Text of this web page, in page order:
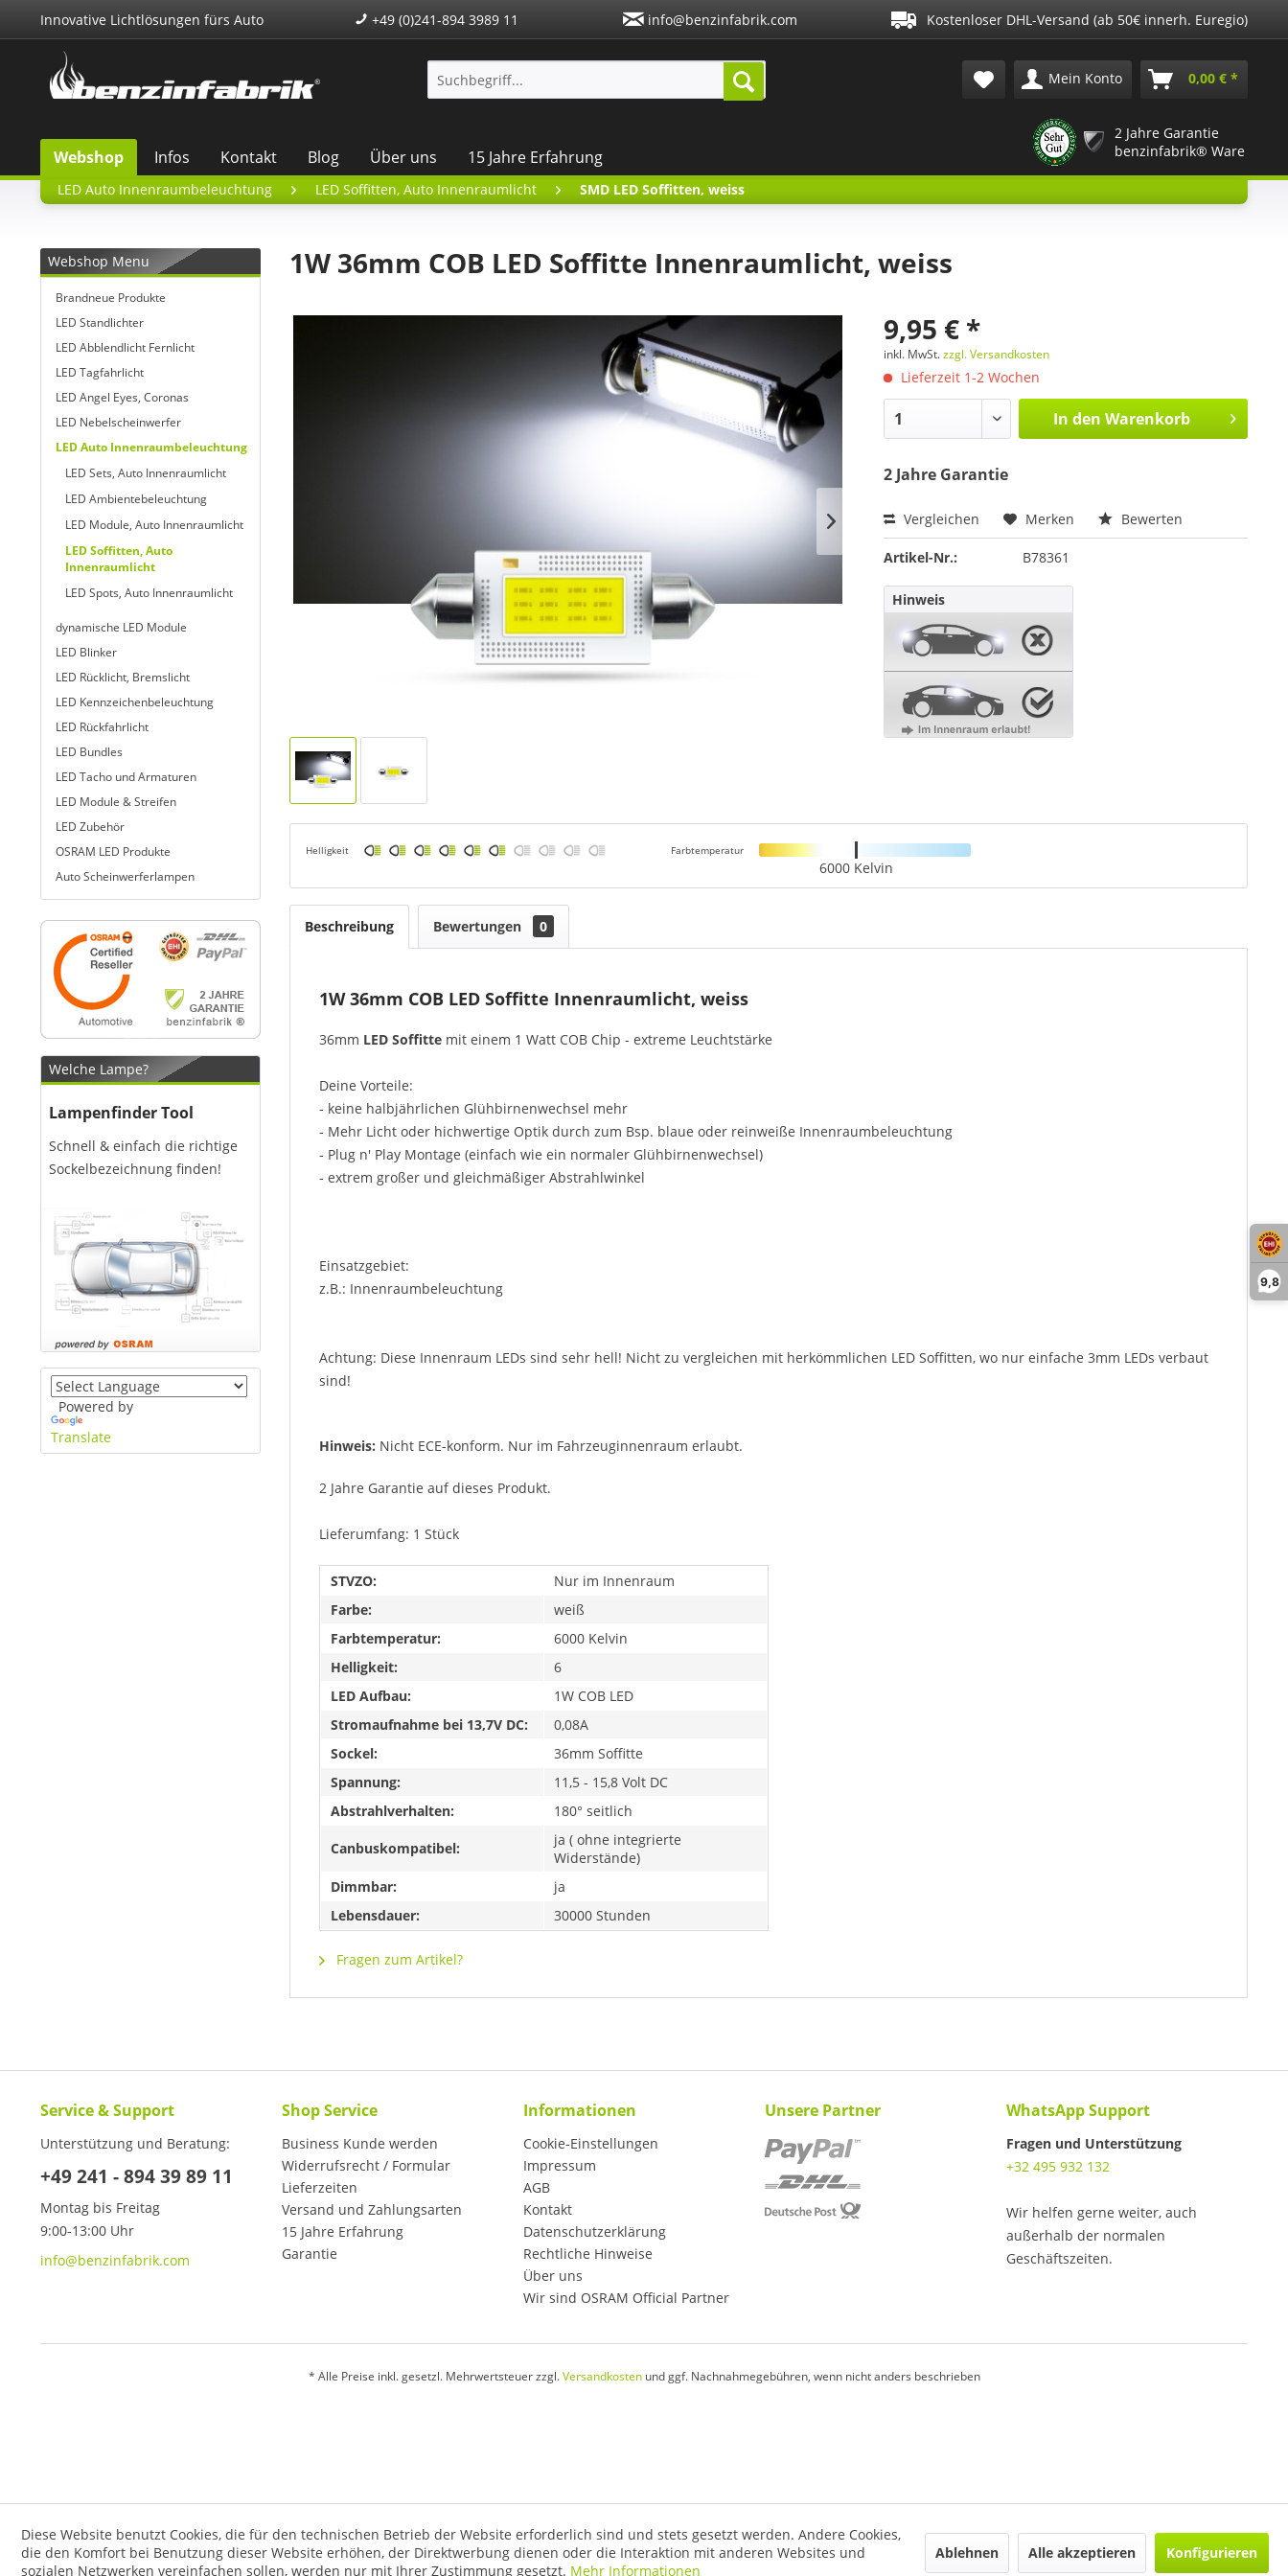
9,8
Innovative Lichtlösungen fürs Auto +49 (0)241-894 3989 11 info@benzinfabrik.com Kostenloser DHL-Versand (ab 50€ innerh. Euregio)
Mein Konto 0,00 € *
Webshop Infos Kontakt Blog Über uns 15 Jahre Erfahrung
2 Jahre Garantie
benzinfabrik® Ware
LED Auto Innenraumbeleuchtung LED Soffitten, Auto Innenraumlicht SMD LED Soffitten, weiss
Webshop Menu
Brandneue Produkte
LED Standlichter
LED Abblendlicht Fernlicht
LED Tagfahrlicht
LED Angel Eyes, Coronas
LED Nebelscheinwerfer
LED Auto Innenraumbeleuchtung
LED Sets, Auto Innenraumlicht
LED Ambientebeleuchtung
LED Module, Auto Innenraumlicht
LED Soffitten, Auto
Innenraumlicht
LED Spots, Auto Innenraumlicht
dynamische LED Module
LED Blinker
LED Rücklicht, Bremslicht
LED Kennzeichenbeleuchtung
LED Rückfahrlicht
LED Bundles
LED Tacho und Armaturen
LED Module & Streifen
LED Zubehör
OSRAM LED Produkte
Auto Scheinwerferlampen
Welche Lampe?
Lampenfinder Tool
Schnell & einfach die richtige
Sockelbezeichnung finden!
Powered by
Translate
1W 36mm COB LED Soffitte Innenraumlicht, weiss
9,95 € *
inkl. MwSt.zzgl. Versandkosten
Lieferzeit 1-2 Wochen
In den Warenkorb
2 Jahre Garantie
Vergleichen Merken Bewerten
Artikel-Nr.: B78361
Hinweis
Helligkeit Farbtemperatur
6000 Kelvin
Beschreibung Bewertungen 0
1W 36mm COB LED Soffitte Innenraumlicht, weiss
36mm LED Soffitte mit einem 1 Watt COB Chip - extreme Leuchtstärke
Deine Vorteile:
- keine halbjährlichen Glühbirnenwechsel mehr
- Mehr Licht oder hichwertige Optik durch zum Bsp. blaue oder reinweiße Innenraumbeleuchtung
- Plug n' Play Montage (einfach wie ein normaler Glühbirnenwechsel)
- extrem großer und gleichmäßiger Abstrahlwinkel
Einsatzgebiet:
z.B.: Innenraumbeleuchtung
Achtung: Diese Innenraum LEDs sind sehr hell! Nicht zu vergleichen mit herkömmlichen LED Soffitten, wo nur einfache 3mm LEDs verbaut
sind!
Hinweis: Nicht ECE-konform. Nur im Fahrzeuginnenraum erlaubt.
2 Jahre Garantie auf dieses Produkt.
Lieferumfang: 1 Stück
STVZO:
Nur im Innenraum
Farbe:
weiß
Farbtemperatur:
6000 Kelvin
Helligkeit:
6
LED Aufbau:
1W COB LED
Stromaufnahme bei 13,7V DC:
0,08A
Sockel:
36mm Soffitte
Spannung:
11,5 - 15,8 Volt DC
Abstrahlverhalten:
180° seitlich
Canbuskompatibel:
ja ( ohne integrierte
Widerstände)
Dimmbar:
ja
Lebensdauer:
30000 Stunden
Fragen zum Artikel?
Service & Support
Unterstützung und Beratung:
+49 241 - 894 39 89 11
Montag bis Freitag
9:00-13:00 Uhr
info@benzinfabrik.com
Shop Service
Business Kunde werden
Widerrufsrecht / Formular
Lieferzeiten
Versand und Zahlungsarten
15 Jahre Erfahrung
Garantie
Informationen
Cookie-Einstellungen
Impressum
AGB
Kontakt
Datenschutzerklärung
Rechtliche Hinweise
Über uns
Wir sind OSRAM Official Partner
Unsere Partner WhatsApp Support
Fragen und Unterstützung
+32 495 932 132
Wir helfen gerne weiter, auch
außerhalb der normalen
Geschäftszeiten.
* Alle Preise inkl. gesetzl. Mehrwertsteuer zzgl.Versandkostenund ggf. Nachnahmegebühren, wenn nicht anders beschrieben
Diese Website benutzt Cookies, die für den technischen Betrieb der Website erforderlich sind und stets gesetzt werden. Andere Cookies,
die den Komfort bei Benutzung dieser Website erhöhen, der Direktwerbung dienen oder die Interaktion mit anderen Websites und
sozialen Netzwerken vereinfachen sollen, werden nur mit Ihrer Zustimmung gesetzt. Mehr Informationen
Ablehnen Alle akzeptieren Konfigurieren